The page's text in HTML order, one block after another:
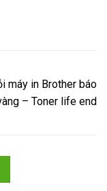
máy in Brother báo
– Toner life end